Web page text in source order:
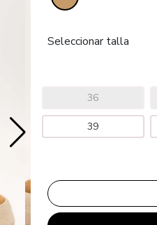
Seleccionar talla
36
39